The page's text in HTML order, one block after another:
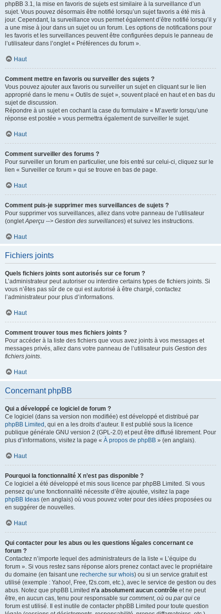
phpBB 3.1, la mise en favoris de sujets est similaire à la surveillance d’un
sujet. Vous pouvez désormais être notifié lorsqu’un sujet favoris a été mis à
jour. Cependant, la surveillance vous permet également d’être notifié lorsqu’il y
a une mise à jour dans un sujet ou un forum. Les options de notifications pour
les favoris et les surveillances peuvent être configurées depuis le panneau de
l’utilisateur dans l’onglet « Préférences du forum ».
Haut
Comment mettre en favoris ou surveiller des sujets ?
Vous pouvez ajouter aux favoris ou surveiller un sujet en cliquant sur le lien
approprié dans le menu « Outils de sujet », souvent placé en haut et en bas du
sujet de discussion.
Répondre à un sujet en cochant la case du formulaire « M’avertir lorsqu’une
réponse est postée » vous permettra également de surveiller le sujet.
Haut
Comment surveiller des forums ?
Pour surveiller un forum en particulier, une fois entré sur celui-ci, cliquez sur le
lien « Surveiller ce forum » qui se trouve en bas de page.
Haut
Comment puis-je supprimer mes surveillances de sujets ?
Pour supprimer vos surveillances, allez dans votre panneau de l’utilisateur
(ongletAperçu --> Gestion des surveillances) et suivez les instructions.
Haut
Fichiers joints
Quels fichiers joints sont autorisés sur ce forum ?
L’administrateur peut autoriser ou interdire certains types de fichiers joints. Si
vous n’êtes pas sûr de ce qui est autorisé à être chargé, contactez
l’administrateur pour plus d’informations.
Haut
Comment trouver tous mes fichiers joints ?
Pour accéder à la liste des fichiers que vous avez joints à vos messages et
messages privés, allez dans votre panneau de l’utilisateur puis Gestion des
fichiers joints.
Haut
Concernant phpBB
Qui a développé ce logiciel de forum ?
Ce logiciel (dans sa version non modifiée) est développé et distribué par
phpBB Limited , qui en a les droits d’auteur. Il est publié sous la licence
publique générale GNU version 2 (GPL-2.0) et peut être diffusé librement. Pour
plus d’informations, visitez la page « À propos de phpBB » (en anglais).
Haut
Pourquoi la fonctionnalité X n’est pas disponible ?
Ce logiciel a été développé et mis sous licence par phpBB Limited. Si vous
pensez qu’une fonctionnalité nécessite d’être ajoutée, visitez la page
phpBB Ideas (en anglais) où vous pouvez voter pour des idées proposées ou
en suggérer de nouvelles.
Haut
Qui contacter pour les abus ou les questions légales concernant ce
forum ?
Contactez n’importe lequel des administrateurs de la liste « L’équipe du
forum ». Si vous restez sans réponse alors prenez contact avec le propriétaire
du domaine (en faisant une recherche sur whois) ou si un service gratuit est
utilisé (exemple : Yahoo!, Free, f2s.com, etc.), avec le service de gestion ou des
abus. Notez que phpBB Limited n’a absolument aucun contrôle et ne peut
être, en aucun cas, tenu pour responsable sur comment, où ou par qui ce
forum est utilisé. Il est inutile de contacter phpBB Limited pour toute question